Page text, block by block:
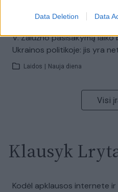
Data Deletion Data
V. Zalužno pasisakymą
Ukrainos politikoje: jis yra
Laidos Nauja diena
Visi
Klausyk
Kodėl apklausos internete